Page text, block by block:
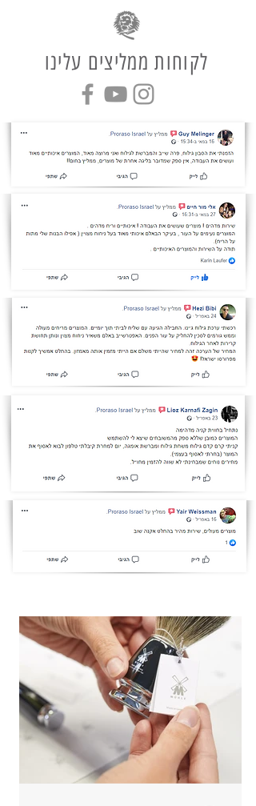
לקוחות ממליצים עלינו